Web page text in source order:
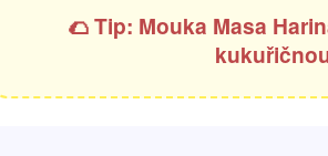
🌮 Tip: Mouka Masa